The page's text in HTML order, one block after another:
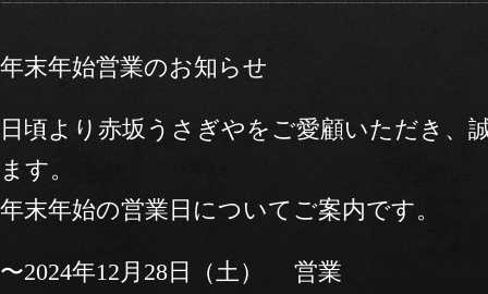
年末年始営業のお知らせ
日頃より赤坂うさぎやをご愛顧いただき、
ます。
年末年始の営業日についてご案内です。
〜2024年12月28日（土） 営業